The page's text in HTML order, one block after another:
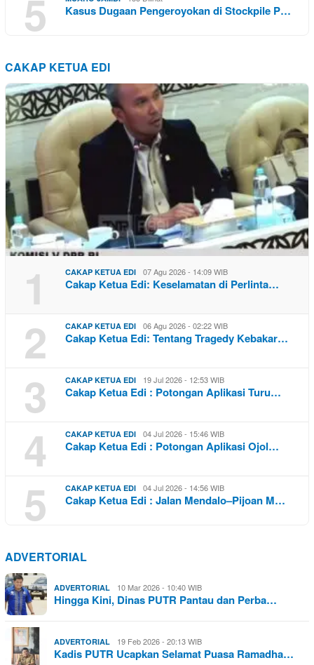
5 Kasus Dugaan Pengeroyokan di Stockpile P…
CAKAP KETUA EDI
1 CAKAP KETUA EDI 07 Agu 2026 - 14:09 WIB
Cakap Ketua Edi: Keselamatan di Perlinta…
2 CAKAP KETUA EDI 06 Agu 2026 - 02:22 WIB
Cakap Ketua Edi: Tentang Tragedy Kebakar…
3 CAKAP KETUA EDI 19 Jul 2026 - 12:53 WIB
Cakap Ketua Edi : Potongan Aplikasi Turu…
4 CAKAP KETUA EDI 04 Jul 2026 - 15:46 WIB
Cakap Ketua Edi : Potongan Aplikasi Ojol…
5 CAKAP KETUA EDI 04 Jul 2026 - 14:56 WIB
Cakap Ketua Edi : Jalan Mendalo–Pijoan M…
ADVERTORIAL
ADVERTORIAL 10 Mar 2026 - 10:40 WIB
Hingga Kini, Dinas PUTR Pantau dan Perba…
ADVERTORIAL 19 Feb 2026 - 20:13 WIB
Kadis PUTR Ucapkan Selamat Puasa Ramadha…